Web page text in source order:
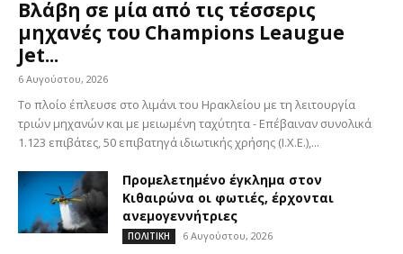
Βλάβη σε μία από τις τέσσερις
μηχανές του Champions Leaugue
Jet...
6 Αυγούστου, 2026
Το πλοίο έπλευσε στο λιμάνι του Ηρακλείου με τη λειτουργία
τριών μηχανών και με μειωμένη ταχύτητα - Επέβαιναν συνολικά
1.123 επιβάτες, 50 επιβατηγά ιδιωτικής χρήσης (Ι.Χ.Ε.),...
Προμελετημένο έγκλημα στον
Κιθαιρώνα οι φωτιές, έρχονται
ανεμογεννήτριες
ΠΟΛΙΤΙΚΗ 6 Αυγούστου, 2026